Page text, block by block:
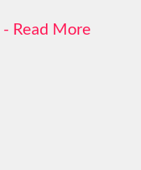
Read More